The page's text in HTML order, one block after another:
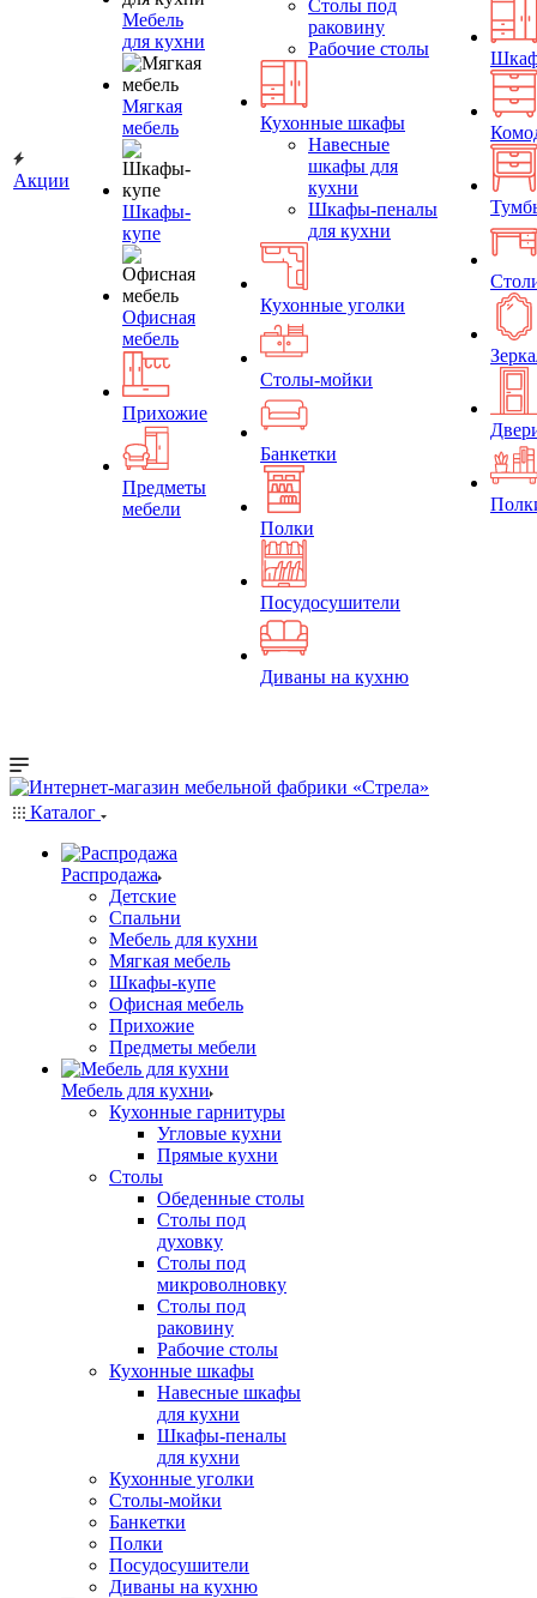
Акции
Мебель
для кухни
Мягкая
мебель
Шкафы-
купе
Офисная
мебель
Прихожие
Предметы
мебели
Столы под
раковину
Рабочие столы
Кухонные шкафы
Навесные
шкафы для
кухни
Шкафы-пеналы
для кухни
Кухонные уголки
Столы-мойки
Банкетки
Полки
Посудосушители
Диваны на кухню
Каталог
Распродажа
Детские
Спальни
Мебель для кухни
Мягкая мебель
Шкафы-купе
Офисная мебель
Прихожие
Предметы мебели
Мебель для кухни
Кухонные гарнитуры
Угловые кухни
Прямые кухни
Столы
Обеденные столы
Столы под
духовку
Столы под
микроволновку
Столы под
раковину
Рабочие столы
Кухонные шкафы
Навесные шкафы
для кухни
Шкафы-пеналы
для кухни
Кухонные уголки
Столы-мойки
Банкетки
Полки
Посудосушители
Диваны на кухню